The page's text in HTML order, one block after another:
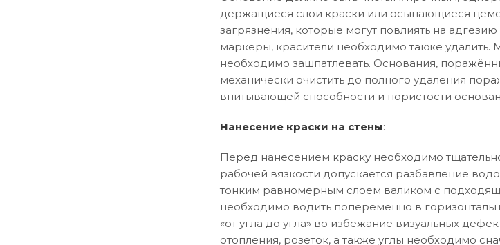
держащиеся слои краски или осыпающиеся
загрязнения, которые могут повлиять на
маркеры, красители необходимо также
необходимо зашпатлевать. Основания,
механически очистить до полного удаления
впитывающей способности и пористости
Нанесение краски на стены:
Перед нанесением краску необходимо
рабочей вязкости допускается разбавление
тонким равномерным слоем валиком с
необходимо водить попеременно в
«от угла до угла» во избежание визуальных
отопления, розеток, а также углы необходимо